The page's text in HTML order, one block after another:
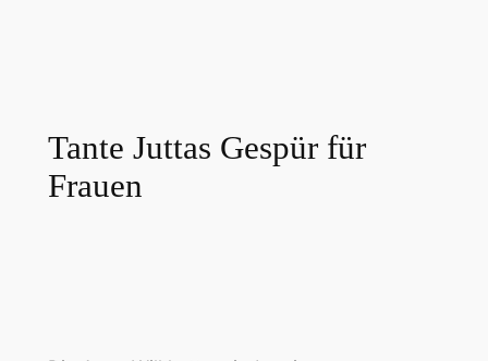
Tante Juttas Gespür für
Frauen